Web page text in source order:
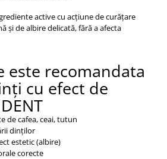
active cu acțiune de curățare
și de albire delicată, fără a afecta
este recomandata
cu efect de
de cafea, ceai, tutun
dinților
estetic (albire)
corecte